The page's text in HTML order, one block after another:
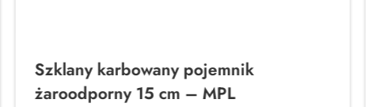
Szklany karbowany pojemnik
żaroodporny 15 cm – MPL